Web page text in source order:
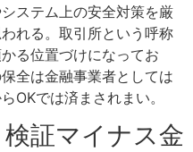
ステム上の安全対策を厳
れる。取引所という呼称
る位置づけになってお
全は金融事業者としては
OKでは済まされまい。
証マイナス金